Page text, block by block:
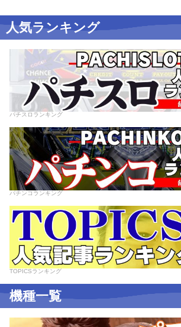
人気ランキング
パチスロランキング
パチンコランキング
TOPICSランキング
機種一覧